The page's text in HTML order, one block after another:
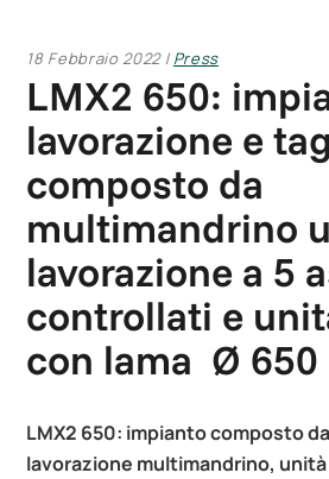
18 Febbraio 2022 Press
LMX2 650:
lavorazione e
composto da
multimandrino
lavorazione a 5
controllati e
con lama Ø 650
LMX2 650: impianto composto
lavorazione multimandrino,